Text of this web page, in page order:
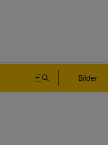
Bilder